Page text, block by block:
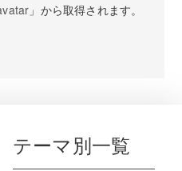
」から取得されます。
テーマ別一覧